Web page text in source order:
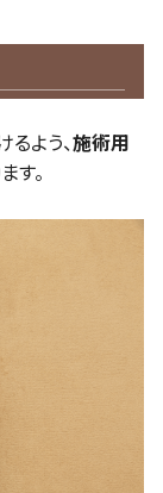
よう、施術用
す。